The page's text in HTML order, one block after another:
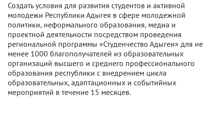
Создать условия для развития студентов и активной
молодежи Республики Адыгея в сфере молодежной
политики, неформального образования, медиа и
проектной деятельности посредством проведения
региональной программы «Студенчество Адыгеи» для не
менее 1000 благополучателей из образовательных
организаций высшего и среднего профессионального
образования республики с внедрением цикла
образовательных, адаптационных и событийных
мероприятий в течение 15 месяцев.